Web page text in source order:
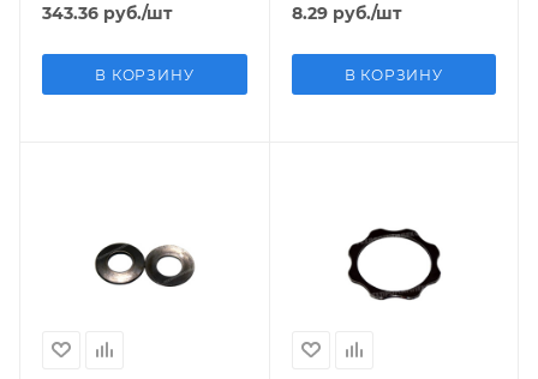
343.36 руб./шт
В КОРЗИНУ
8.29руб./шт
В КОРЗИНУ